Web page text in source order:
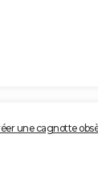
une cagnotte